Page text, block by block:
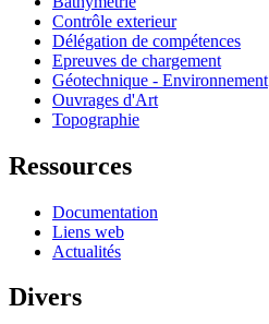
Contrôle exterieur
Délégation de compétences
Epreuves de chargement
Géotechnique - Environnement
Ouvrages d'Art
Topographie
Ressources
Documentation
Liens web
Actualités
Divers